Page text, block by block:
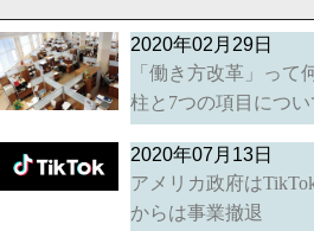
2020年02月29日
「働き方改革」っ
柱と7つの項目につい
2020年07月13日
アメリカ政府は
からは事業撤退